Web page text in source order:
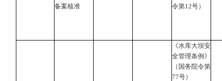
备案核准
令第12号）
《水库大坝安
全管理条例》
（国务院令第
77号）